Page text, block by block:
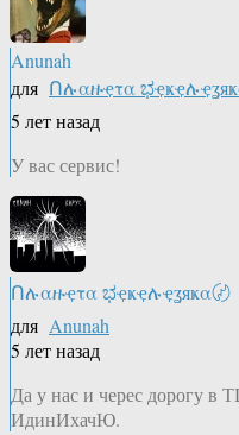
Anunah
для Ոሉαዙҿτα
5 лет назад
У вас сервис!
Ոሉαዙҿτα ಭҿҝҿሉҿʓяҝα〄
для Anunah
5 лет назад
Да у нас и черес дорогу в
ИдинИхачЮ.